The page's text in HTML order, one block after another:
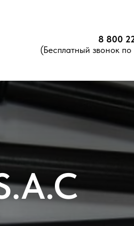
8 800
(Бесплатный звонок